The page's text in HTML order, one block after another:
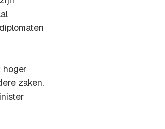
hoger
zaken.